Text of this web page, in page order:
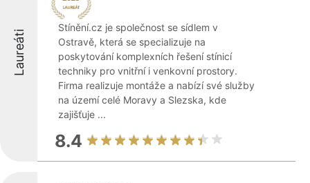
Laureáti
Stínění.cz je společnost se sídlem v
Ostravě, která se specializuje na
poskytování komplexních řešení stínicí
techniky pro vnitřní i venkovní prostory.
Firma realizuje montáže a nabízí své služby
na území celé Moravy a Slezska, kde
zajišťuje ...
8.4